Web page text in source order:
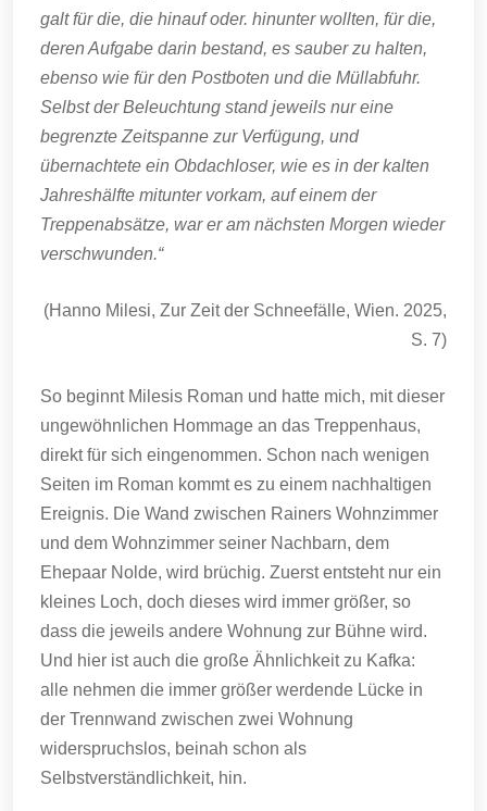
galt für die, die hinauf oder. hinunter wollten, für die,
deren Aufgabe darin bestand, es sauber zu halten,
ebenso wie für den Postboten und die Müllabfuhr.
Selbst der Beleuchtung stand jeweils nur eine
begrenzte Zeitspanne zur Verfügung, und
übernachtete ein Obdachloser, wie es in der kalten
Jahreshälfte mitunter vorkam, auf einem der
Treppenabsätze, war er am nächsten Morgen wieder
verschwunden.“
(Hanno Milesi, Zur Zeit der Schneefälle, Wien. 2025,
S. 7)
So beginnt Milesis Roman und hatte mich, mit dieser
ungewöhnlichen Hommage an das Treppenhaus,
direkt für sich eingenommen. Schon nach wenigen
Seiten im Roman kommt es zu einem nachhaltigen
Ereignis. Die Wand zwischen Rainers Wohnzimmer
und dem Wohnzimmer seiner Nachbarn, dem
Ehepaar Nolde, wird brüchig. Zuerst entsteht nur ein
kleines Loch, doch dieses wird immer größer, so
dass die jeweils andere Wohnung zur Bühne wird.
Und hier ist auch die große Ähnlichkeit zu Kafka:
alle nehmen die immer größer werdende Lücke in
der Trennwand zwischen zwei Wohnung
widerspruchslos, beinah schon als
Selbstverständlichkeit, hin.